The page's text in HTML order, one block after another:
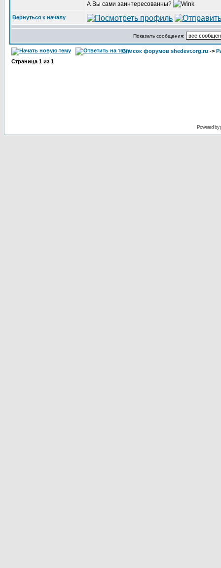
А Вы сами заинтересованны?
Вернуться к началу
Показать сообщения:
Список форумов shedevr.org.ru ->
Страница 1 из 1
Powered by